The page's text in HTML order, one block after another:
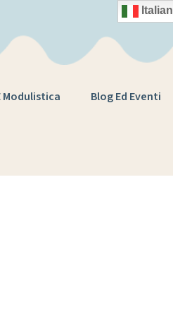
Modulistica Blog Ed Eventi
Italian